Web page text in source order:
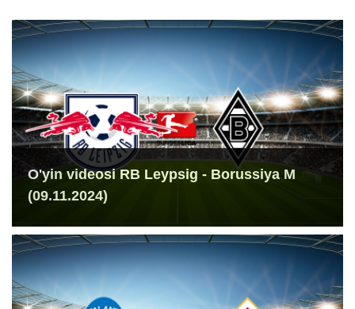
O'yin videosi RB Leypsig - Borussiya M
(09.11.2024)